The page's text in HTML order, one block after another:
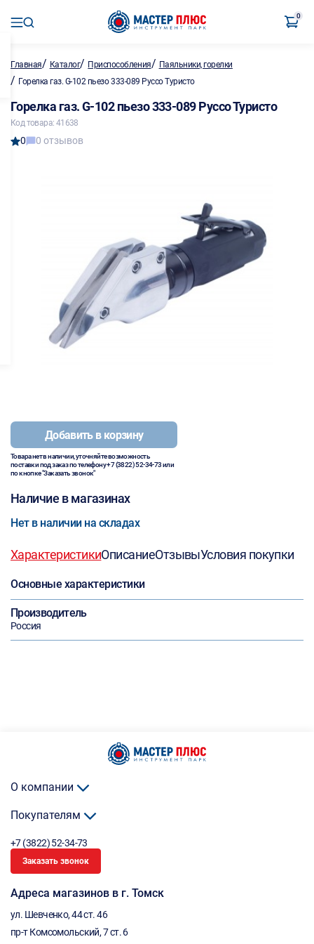
0
Главная/ Каталог/ Приспособления/ Паяльники, горелки
/ Горелка газ. G-102 пьезо 333-089 Руссо Туристо
Горелка газ. G-102 пьезо 333-089 Руссо Туристо
Код товара: 41638
0 0 отзывов
Добавить в корзину
Товара нет в наличии, уточняйте возможность
поставки под заказ по телефону+7 (3822) 52-34-73или
по кнопке "Заказать звонок"
Наличие в магазинах
Нет в наличии на складах
ХарактеристикиОписаниеОтзывыУсловия покупки
Основные характеристики
Производитель
Россия
О компании
Покупателям
+7 (3822) 52-34-73
Заказать звонок
Адреса магазинов в г. Томск
ул. Шевченко, 44 ст. 46
пр-т Комсомольский, 7 ст. 6